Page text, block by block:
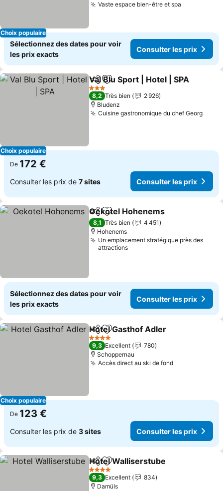
Choix populaire
Vaste espace bien-être et spa
Sélectionnez des dates pour voir
les prix exacts
Consulter les prix
Choix populaire
PartagerAjouter à mes favoris
Val Blu Sport | Hotel | SPA
3 Étoiles
8,2 Très bien
2 926
Bludenz
Cuisine gastronomique du chef Georg
De 172 €
Consulter les prix de 7 sites Consulter les prix
PartagerAjouter à mes favoris
Oekotel Hohenems
8,1 Très bien
4 451
Hohenems
Un emplacement stratégique près des
attractions
Sélectionnez des dates pour voir
les prix exacts
Consulter les prix
Choix populaire
PartagerAjouter à mes favoris
Hotel Gasthof Adler
4 Étoiles
9,3 Excellent
780
Schoppernau
Accès direct au ski de fond
De 123 €
Consulter les prix de 3 sites Consulter les prix
PartagerAjouter à mes favoris
Hotel Walliserstube
4 Étoiles
9,3 Excellent
834
Damüls